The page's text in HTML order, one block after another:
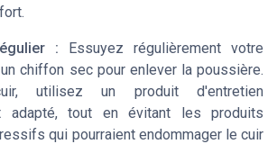
: Essuyez régulièrement votre
chiffon sec pour enlever la poussière.
utilisez un produit d'entretien
adapté, tout en évitant les produits
qui pourraient endommager le cuir